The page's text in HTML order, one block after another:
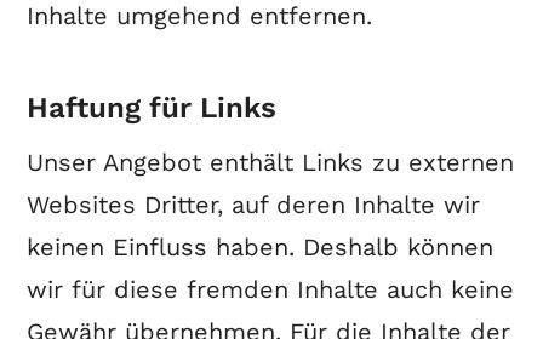
Inhalte umgehend entfernen.
Haftung für Links
Unser Angebot enthält Links zu externen
Websites Dritter, auf deren Inhalte wir
keinen Einfluss haben. Deshalb können
wir für diese fremden Inhalte auch keine
Gewähr übernehmen. Für die Inhalte der